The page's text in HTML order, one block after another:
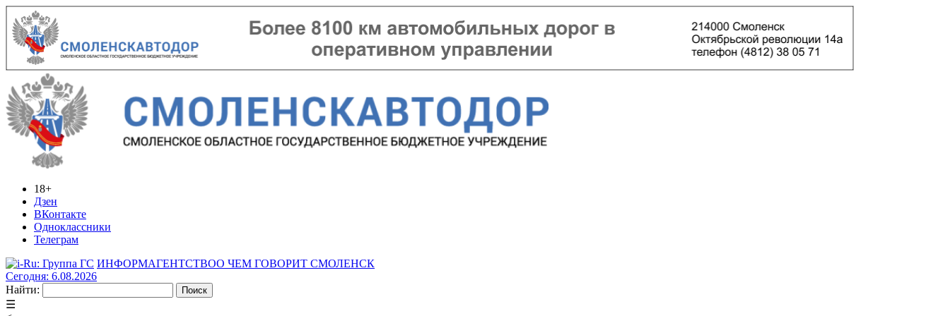
18+
Дзен
ВКонтакте
Одноклассники
Телеграм
ИНФОРМАГЕНТСТВОО ЧЕМ ГОВОРИТ СМОЛЕНСК
Сегодня: 6.08.2026
Найти:
☰